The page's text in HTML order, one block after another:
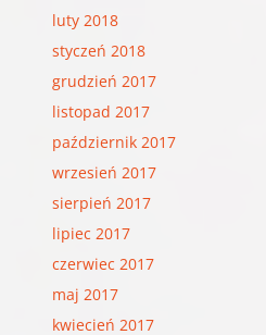
luty 2018
styczeń 2018
grudzień 2017
listopad 2017
październik 2017
wrzesień 2017
sierpień 2017
lipiec 2017
czerwiec 2017
maj 2017
kwiecień 2017